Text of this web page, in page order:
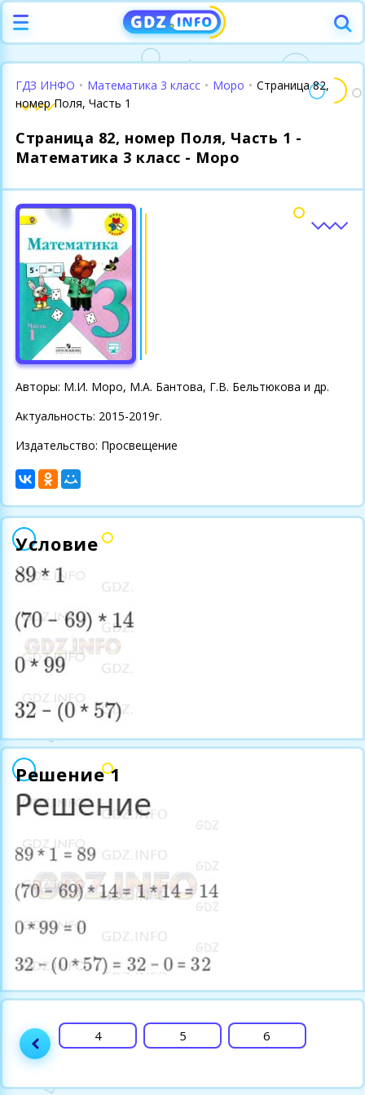
ГДЗ ИНФО • Математика 3 класс • Моро • Страница 82,
номер Поля, Часть 1
Страница 82, номер Поля, Часть 1 -
Математика 3 класс - Моро
Авторы: М.И. Моро, М.А. Бантова, Г.В. Бельтюкова и др.
Актуальность: 2015-2019г.
Издательство: Просвещение
Условие
Решение 1
4 5 6